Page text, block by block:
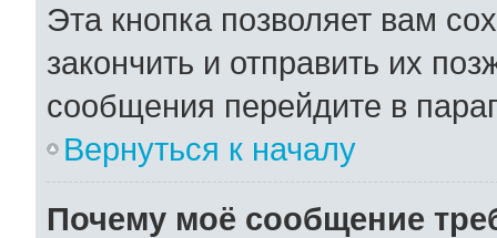
Эта кнопка позволяет вам
закончить и отправить их
сообщения перейдите в
Вернуться к началу
Почему моё сообщение